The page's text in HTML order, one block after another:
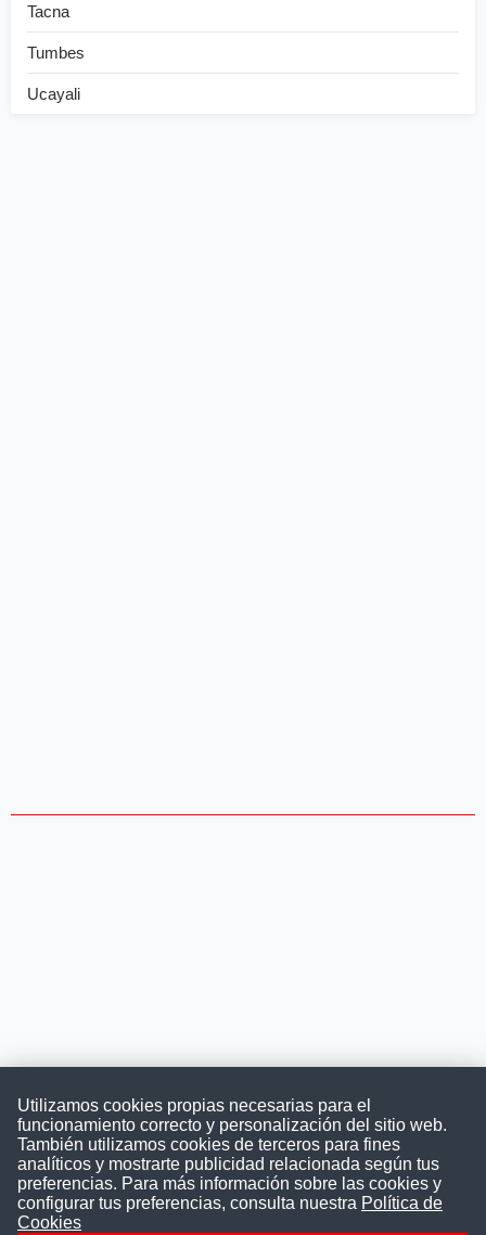
Tacna
Tumbes
Ucayali
Convocatoriasdetrabajo.com
ConvocatoriasDeTrabajo.com es una plataforma informativa
Utilizamos cookies propias necesarias para el
funcionamiento correcto y personalización del sitio web.
También utilizamos cookies de terceros para fines
analíticos y mostrarte publicidad relacionada según tus
preferencias. Para más información sobre las cookies y
configurar tus preferencias, consulta nuestra Política de
Cookies